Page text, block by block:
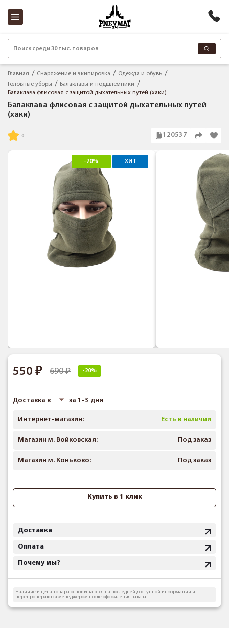
Поиск среди 30 тыс. товаров
Главная Снаряжение и экипировка
Одежда и обувь
Головные уборы
Балаклавы и подшлемники
Балаклава флисовая с защитой дыхательных путей (хаки)
Балаклава флисовая с защитой дыхательных путей
(хаки)
120537
-20% ХИТ
550 690 -20%
Доставка в за 1-3 дня
Интернет-магазин: Есть в наличии
Магазин м. Войковская: Под заказ
Магазин м. Коньково: Под заказ
Купить в 1 клик
Доставка
Оплата
Почему мы?
Наличие и цена товара основываются на последней доступной информации и
перепроверяются менеджером после оформления заказа